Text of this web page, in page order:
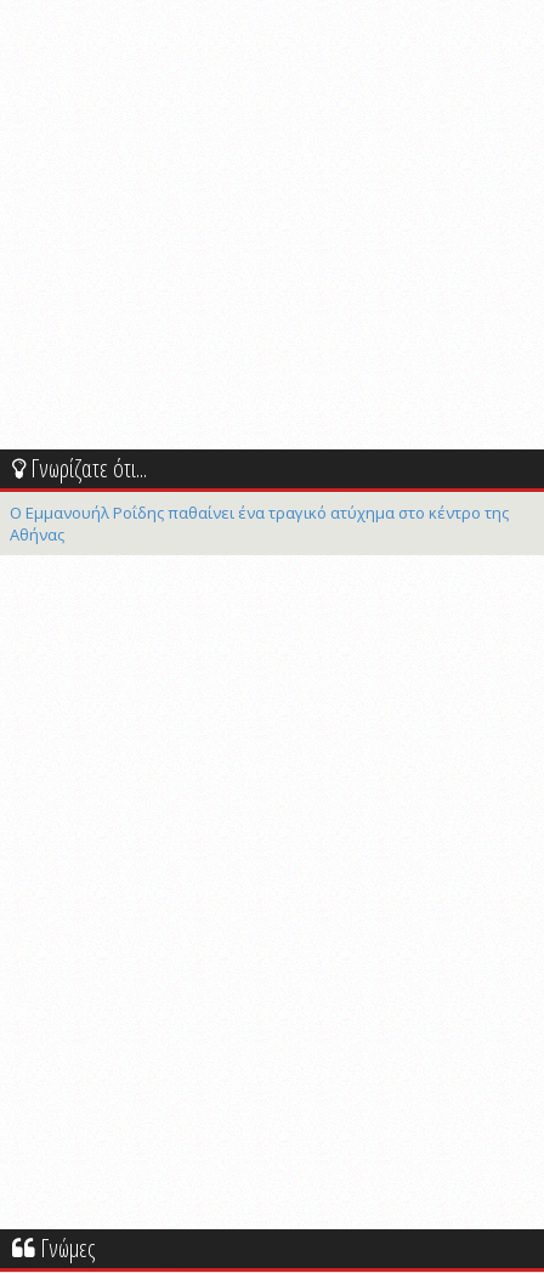
Γνωρίζατε ότι...
Ο Εμμανουήλ Ροΐδης παθαίνει ένα τραγικό ατύχημα στο κέντρο της
Αθήνας
Γνώμες